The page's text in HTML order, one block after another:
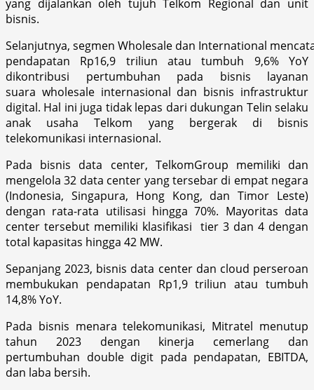
yang dijalankan oleh tujuh Telkom Regional dan unit
bisnis.
Selanjutnya, segmen Wholesale dan International
pendapatan Rp16,9 triliun atau tumbuh 9,6% YoY
dikontribusi pertumbuhan pada bisnis layanan
suara wholesale internasional dan bisnis infrastruktur
digital. Hal ini juga tidak lepas dari dukungan Telin selaku
anak usaha Telkom yang bergerak di bisnis
telekomunikasi internasional.
Pada bisnis data center, TelkomGroup memiliki dan
mengelola 32 data center yang tersebar di empat negara
(Indonesia, Singapura, Hong Kong, dan Timor Leste)
dengan rata-rata utilisasi hingga 70%. Mayoritas data
center tersebut memiliki klasifikasi tier 3 dan 4 dengan
total kapasitas hingga 42 MW.
Sepanjang 2023, bisnis data center dan cloud perseroan
membukukan pendapatan Rp1,9 triliun atau tumbuh
14,8% YoY.
Pada bisnis menara telekomunikasi, Mitratel menutup
tahun 2023 dengan kinerja cemerlang dan
pertumbuhan double digit pada pendapatan, EBITDA,
dan laba bersih.